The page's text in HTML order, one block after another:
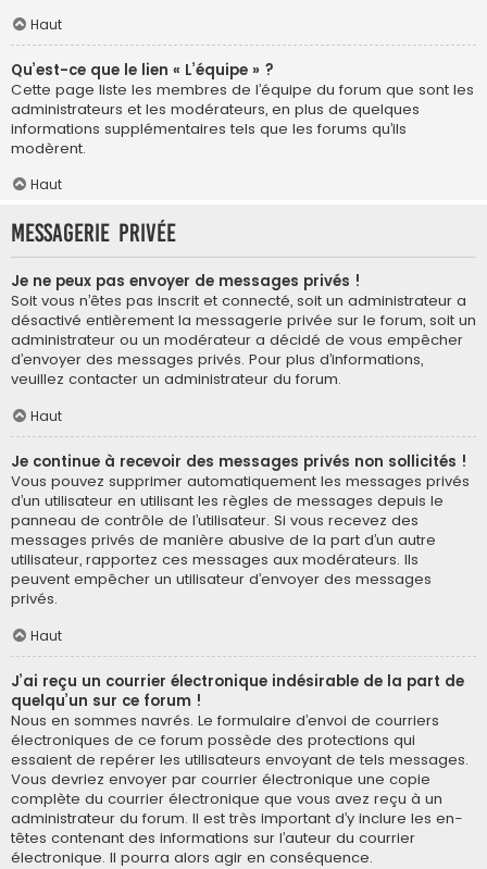
Haut
Qu’est-ce que le lien « L’équipe » ?
Cette page liste les membres de l’équipe du forum que sont les
administrateurs et les modérateurs, en plus de quelques
informations supplémentaires tels que les forums qu’ils
modèrent.
Haut
Messagerie privée
Je ne peux pas envoyer de messages privés !
Soit vous n’êtes pas inscrit et connecté, soit un administrateur a
désactivé entièrement la messagerie privée sur le forum, soit un
administrateur ou un modérateur a décidé de vous empêcher
d’envoyer des messages privés. Pour plus d’informations,
veuillez contacter un administrateur du forum.
Haut
Je continue à recevoir des messages privés non sollicités !
Vous pouvez supprimer automatiquement les messages privés
d’un utilisateur en utilisant les règles de messages depuis le
panneau de contrôle de l’utilisateur. Si vous recevez des
messages privés de manière abusive de la part d’un autre
utilisateur, rapportez ces messages aux modérateurs. Ils
peuvent empêcher un utilisateur d’envoyer des messages
privés.
Haut
J’ai reçu un courrier électronique indésirable de la part de
quelqu’un sur ce forum !
Nous en sommes navrés. Le formulaire d’envoi de courriers
électroniques de ce forum possède des protections qui
essaient de repérer les utilisateurs envoyant de tels messages.
Vous devriez envoyer par courrier électronique une copie
complète du courrier électronique que vous avez reçu à un
administrateur du forum. Il est très important d’y inclure les en-
têtes contenant des informations sur l’auteur du courrier
électronique. Il pourra alors agir en conséquence.